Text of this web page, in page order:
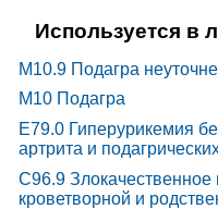
Используется в
M10.9 Подагра
M10 Подагра
E79.0 Гиперурикемия
артрита и
C96.9
кроветворной и